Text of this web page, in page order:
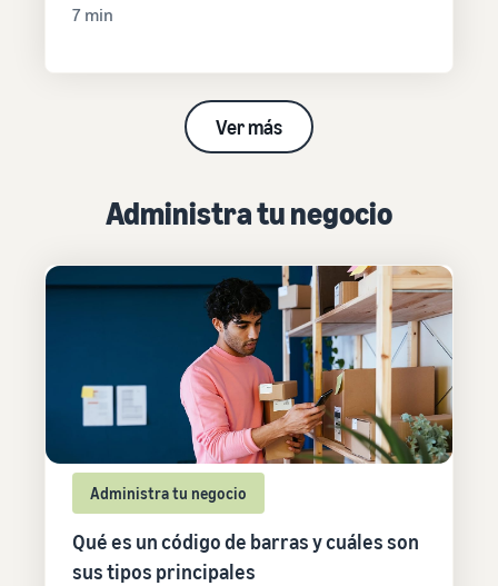
7 min
Ver más
Administra tu negocio
Administra tu negocio
Qué es un código de barras y cuáles son
sus tipos principales